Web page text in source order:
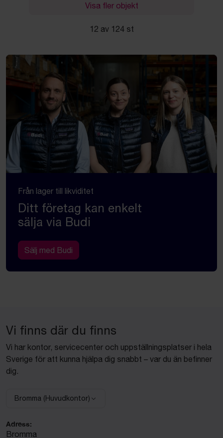
Visa fler objekt
12 av 124 st
Från lager till likviditet
Ditt företag kan enkelt
sälja via Budi
Sälj med Budi
Vi finns där du finns
Vi har kontor, servicecenter och uppställningsplatser i hela
Sverige för att kunna hjälpa dig snabbt – var du än befinner
dig.
Välj anläggning:
Bromma (Huvudkontor)
Adress:
Bromma